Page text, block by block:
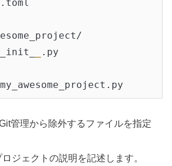
.py
管理から除外するファイルを指定
ロジェクトの説明を記述します。